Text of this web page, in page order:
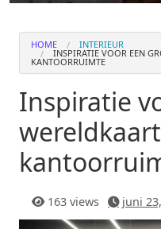
HOME INTERIEUR
INSPIRATIE VOOR EEN
KANTOORRUIMTE
Inspiratie
163 views juni